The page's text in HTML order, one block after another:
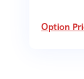
Option